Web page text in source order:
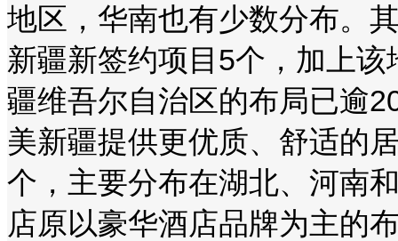
地区，华南也有少数分布。
新疆新签约项目5个，加上
疆维吾尔自治区的布局已逾
美新疆提供更优质、舒适的
个，主要分布在湖北、河南
店原以豪华酒店品牌为主的